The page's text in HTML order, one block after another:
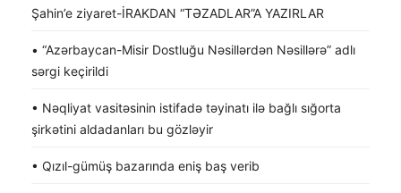
Şahin’e ziyaret-İRAKDAN “TƏZADLAR”A YAZIRLAR
• “Azərbaycan-Misir Dostluğu Nəsillərdən Nəsillərə” adlı
sərgi keçirildi
• Nəqliyat vasitəsinin istifadə təyinatı ilə bağlı sığorta
şirkətini aldadanları bu gözləyir
• Qızıl-gümüş bazarında eniş baş verib